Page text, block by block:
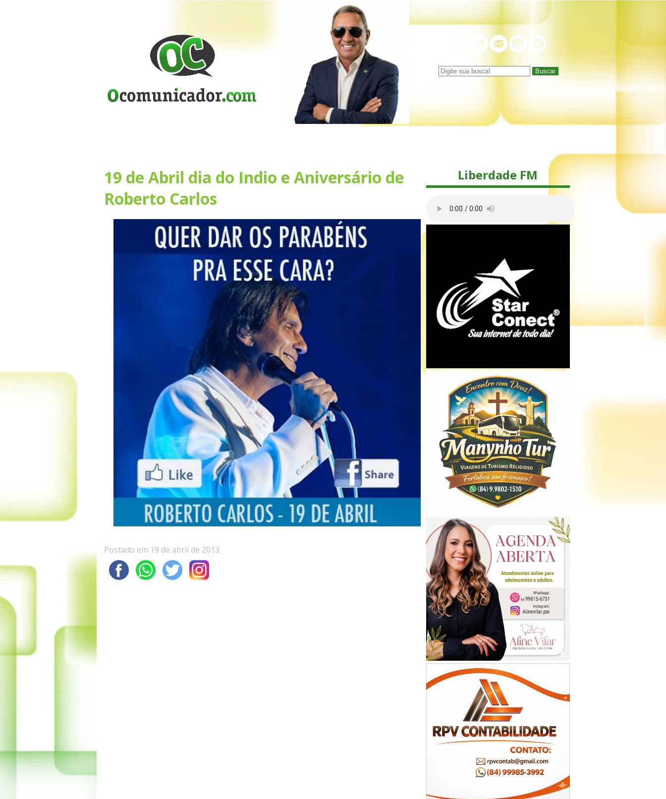
Buscar
19 de Abril dia do Indio e Aniversário de
Roberto Carlos
Postado em 19 de abril de 2013
Liberdade FM